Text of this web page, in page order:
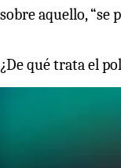
sobre aquello, “se
¿De qué trata el